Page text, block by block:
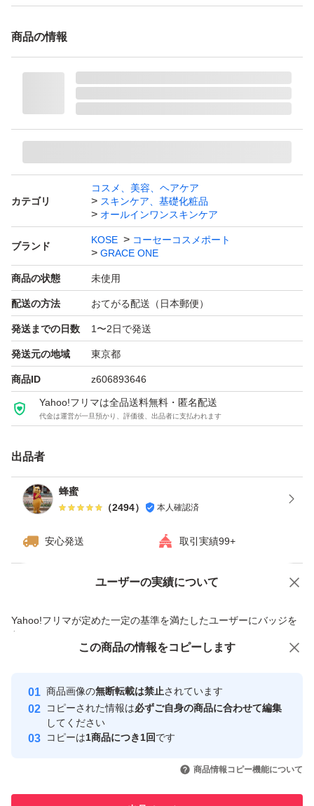
商品の情報
カテゴリ
コスメ、美容、ヘアケア
スキンケア、基礎化粧品
オールインワンスキンケア
ブランド
KOSE
コーセーコスメポート
GRACE ONE
商品の状態 未使用
配送の方法 おてがる配送（日本郵便）
発送までの日数 1〜2日で発送
発送元の地域 東京都
商品ID z606893646
Yahoo!フリマは全品送料無料・匿名配送
代金は運営が一旦預かり、評価後、出品者に支払われます
出品者
蜂蜜
（2494） 本人確認済
安心発送 取引実績99+
ユーザーの実績について
Yahoo!フリマが定めた一定の基準を満たしたユーザーにバッジを
付与しています
安心取引出品者
心・安全なユーザーです
取引実績
引を完了させた実績があります
価格の相談 商品への質問
この商品の情報をコピーします
商品画像の無断転載は禁止されています
コピーされた情報は必ずご自身の商品に合わせて編集
してください
コピーは1商品につき1回です
商品情報コピー機能について
この商品をみている人にオススメ